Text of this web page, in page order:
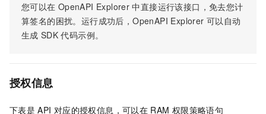
您可以在 OpenAPI Explorer 中直接运行该接口，免去您计
算签名的困扰。运行成功后，OpenAPI Explorer 可以自动
生成 SDK 代码示例。
授权信息
下表是 API 对应的授权信息，可以在 RAM 权限策略语句